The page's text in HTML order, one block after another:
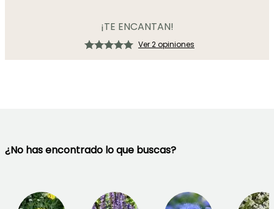
¡TE ENCANTAN!
Ver 2 opiniones
¿No has encontrado lo que buscas?